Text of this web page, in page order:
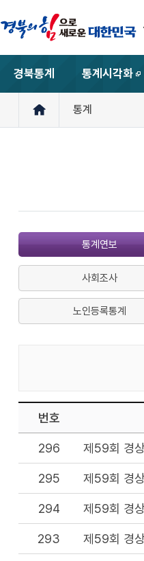
경북통계
통계시각화
통계
통계연보
사회조사
노인등록통계
번호
296 제59회 경
295 제59회 경
294 제59회 경
293 제59회 경